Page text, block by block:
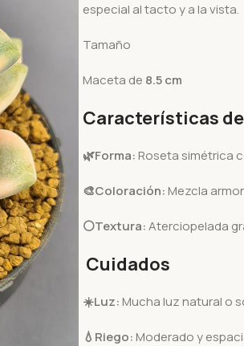
especial al tacto y a la vista.
Tamaño
Maceta de 8.5 cm
Características
🌿Forma: Roseta simétrica
🎨Coloración: Mezcla
⚪Textura:Aterciopelada
Cuidados
☀️Luz: Mucha luz natural o
💧 Riego: Moderado y